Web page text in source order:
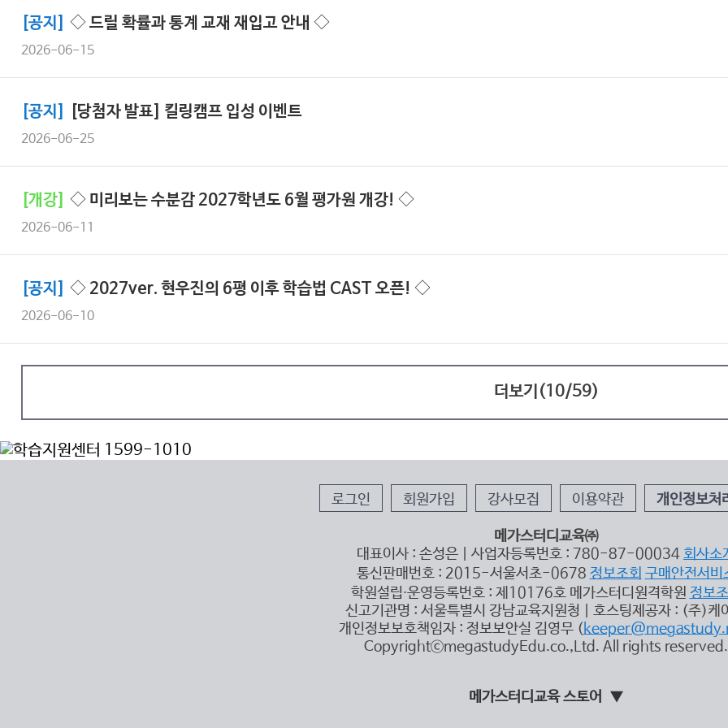
[공지] ◇ 드릴 확률과 통계 교재 재입고 안내 ◇
2026-06-15
[공지] [당첨자 발표] 킬링캠프 입성 이벤트
2026-06-25
[개강] ◇ 미리보는 수분감 2027학년도 6월 평가원 개강! ◇
2026-06-11
[공지] ◇ 2027ver. 현우진의 6평 이후 학습법 CAST 오픈! ◇
2026-06-10
더보기(10/59)
로그인 회원가입 강사모집 이용약관 개인정보처
메가스터디교육㈜
대표이사 : 손성은 | 사업자등록번호 : 780-87-00034 회사소
통신판매번호 : 2015-서울서초-0678 정보조회 구매안전서비
학원설립∙운영등록번호 : 제10176호 메가스터디원격학원 정보
신고기관명 : 서울특별시 강남교육지원청 | 호스팅제공자 : (주)케
개인정보보호책임자 : 정보보안실 김영무 (
CopyrightⓒmegastudyEdu.co.,Ltd. All rights reserved.
메가스터디교육 스토어